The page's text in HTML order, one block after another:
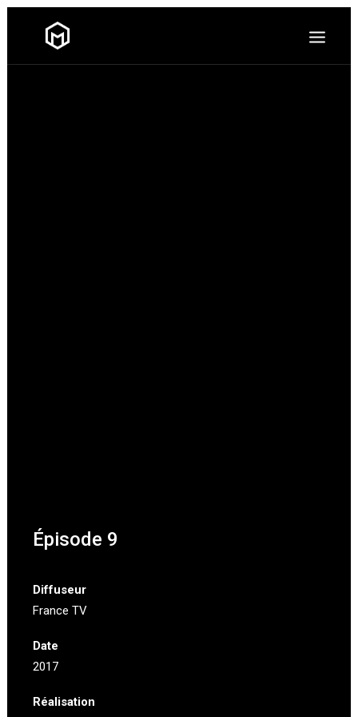
Épisode 9
Diffuseur
France TV
Date
2017
Réalisation